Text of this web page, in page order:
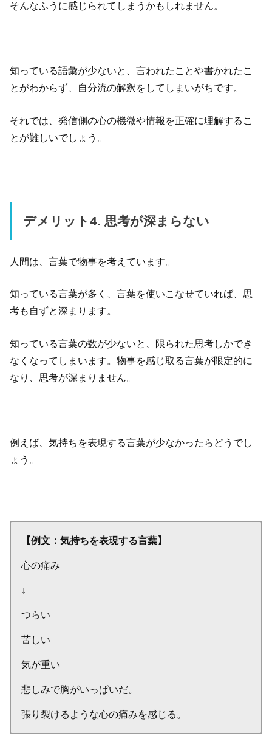
そんなふうに感じられてしまうかもしれません。
知っている語彙が少ないと、言われたことや書かれたこ
とがわからず、自分流の解釈をしてしまいがちです。
それでは、発信側の心の機微や情報を正確に理解するこ
とが難しいでしょう。
デメリット4. 思考が深まらない
人間は、言葉で物事を考えています。
知っている言葉が多く、言葉を使いこなせていれば、思
考も自ずと深まります。
知っている言葉の数が少ないと、限られた思考しかでき
なくなってしまいます。物事を感じ取る言葉が限定的に
なり、思考が深まりません。
例えば、気持ちを表現する言葉が少なかったらどうでし
ょう。
【例文：気持ちを表現する言葉】
心の痛み
↓
つらい
苦しい
気が重い
悲しみで胸がいっぱいだ。
張り裂けるような心の痛みを感じる。